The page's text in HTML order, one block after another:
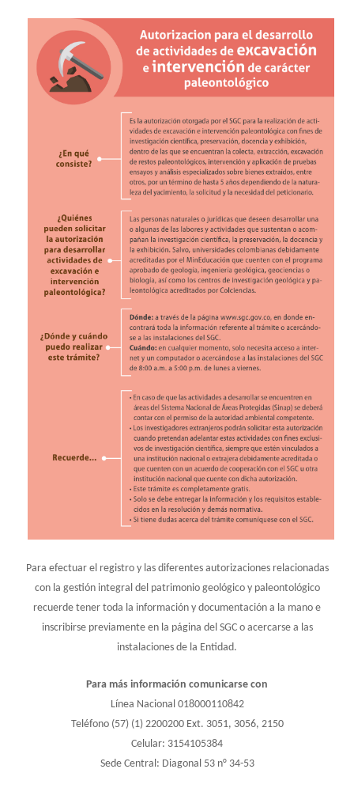
Para efectuar el registro y las diferentes autorizaciones relacionadas
con la gestión integral del patrimonio geológico y paleontológico
recuerde tener toda la información y documentación a la mano e
inscribirse previamente en la página del SGC o acercarse a las
instalaciones de la Entidad.
Para más información comunicarse con
Línea Nacional 018000110842
Teléfono (57) (1) 2200200 Ext. 3051, 3056, 2150
Celular: 3154105384
Sede Central: Diagonal 53 n° 34-53